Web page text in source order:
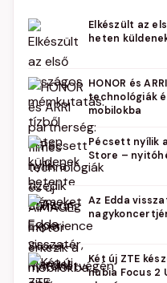
Elkészült az
heten
HONOR és
technológiák
mobilokba
Pécsett nyílik
Store –
Az Edda
Két új ZTE
nubia Focus 2